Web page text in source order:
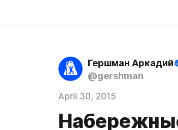
Гершман Аркадий
@gershman
April 30, 2015